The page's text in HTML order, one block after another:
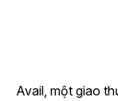
Avail, một giao